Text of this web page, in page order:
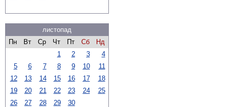
листопад
Пн
Вт Ср Чт Пт Сб
Нд
1
2 3
4
5
6 7 8 9 10
11
12
13 14 15 16 17
18
19
20 21 22 23 24
25
26
27 28 29 30